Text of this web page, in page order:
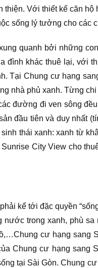
Với thiết kế căn
sống lý tưởng cho các
quanh bởi những
đình khác thuê lại, với
Tại Chung cư hạng
nhà phủ xanh. Từng
đường đi ven sông
đầu tiên và duy nhất
thái xanh: xanh từ
City View cho
kể tới đặc quyền
trong xanh, phù
cư hạng sang
Chung cư hạng sang
tại Sài Gòn. Chung